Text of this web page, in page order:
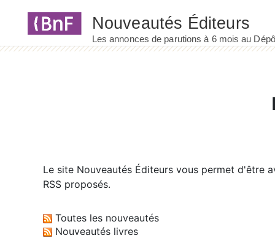
Le site Nouveautés Éditeurs vous permet d'être
RSS proposés.
Toutes les nouveautés
Nouveautés livres